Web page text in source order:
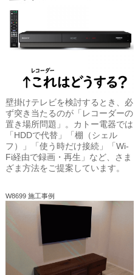
壁掛けテレビを検討するとき、必
ず突き当たるのが「レコーダーの
置き場所問題」。カトー電器では
「HDDで代替」「棚（シェル
フ）」「使う時だけ接続」「Wi-
Fi経由で録画・再生」など、さま
ざま方法をご提案しています。
W8699 施工事例